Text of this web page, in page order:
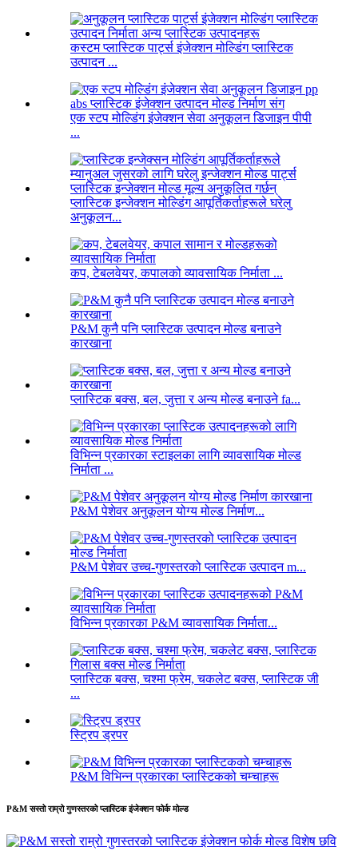
कस्टम प्लास्टिक पार्ट्स इंजेक्शन मोल्डिंग प्लास्टिक
उत्पादन ...
एक स्टप मोल्डिंग इंजेक्शन सेवा अनुकूलन डिजाइन पीपी
...
प्लास्टिक इन्जेक्शन मोल्डिंग आपूर्तिकर्ताहरूले घरेलु
अनुकूलन...
कप, टेबलवेयर, कपालको व्यावसायिक निर्माता ...
P&M कुनै पनि प्लास्टिक उत्पादन मोल्ड बनाउने
कारखाना
प्लास्टिक बक्स, बल, जुत्ता र अन्य मोल्ड बनाउने fa...
विभिन्न प्रकारका स्टाइलका लागि व्यावसायिक मोल्ड
निर्माता ...
P&M पेशेवर अनुकूलन योग्य मोल्ड निर्माण...
P&M पेशेवर उच्च-गुणस्तरको प्लास्टिक उत्पादन m...
विभिन्न प्रकारका P&M व्यावसायिक निर्माता...
प्लास्टिक बक्स, चश्मा फ्रेम, चकलेट बक्स, प्लास्टिक जी
...
स्ट्रिप ड्रपर
P&M विभिन्न प्रकारका प्लास्टिकको चम्चाहरू
P&M सस्तो राम्रो गुणस्तरको प्लास्टिक इंजेक्शन फोर्क मोल्ड